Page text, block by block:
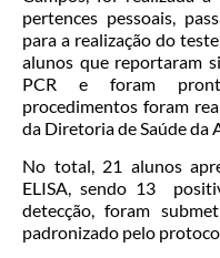
pertences pessoais,
para a realização do
alunos que reportaram
PCR e foram
procedimentos foram
da Diretoria de Saúde da
No total, 21 alunos
ELISA, sendo 13
detecção, foram
padronizado pelo